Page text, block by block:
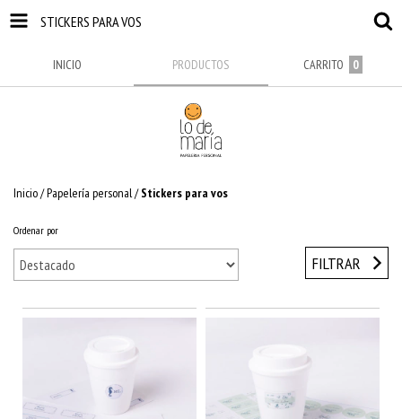
STICKERS PARA VOS
INICIO PRODUCTOS CARRITO 0
Inicio/Papelería personal/ Stickers para vos
Ordenar por
FILTRAR